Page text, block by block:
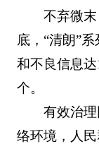
不弃微
底，“清朗”
和不良信息
个。
有效治
络环境，人